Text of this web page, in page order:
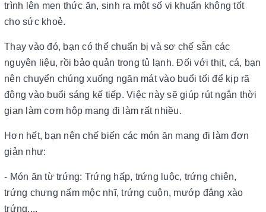
trình lên men thức ăn, sinh ra một số vi khuẩn không tốt
cho sức khoẻ.
Thay vào đó, bạn có thể chuẩn bị và sơ chế sẵn các
nguyên liệu, rồi bảo quản trong tủ lạnh. Đối với thịt, cá, bạn
nên chuyển chúng xuống ngăn mát vào buổi tối để kịp rã
đông vào buổi sáng kế tiếp. Việc này sẽ giúp rút ngắn thời
gian làm cơm hộp mang đi làm rất nhiều.
Hơn hết, bạn nên chế biến các món ăn mang đi làm đơn
giản như:
- Món ăn từ trứng: Trứng hấp, trứng luộc, trứng chiên,
trứng chưng nấm mộc nhĩ, trứng cuộn, mướp đắng xào
trứng,...